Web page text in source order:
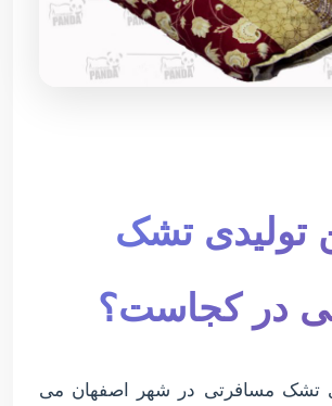
تولیدی تشک
در کجاست؟
تشک مسافرتی در شهر اصفهان می